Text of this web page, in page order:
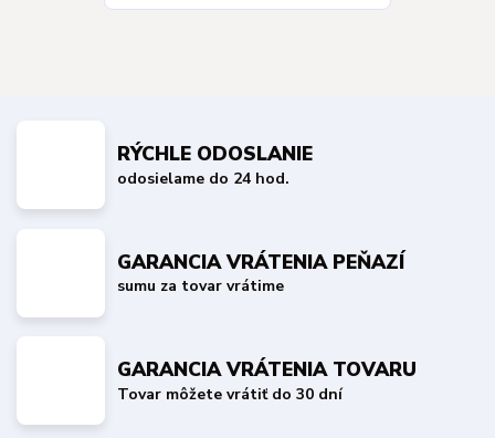
RÝCHLE ODOSLANIE
odosielame do 24 hod.
GARANCIA VRÁTENIA PEŇAZÍ
sumu za tovar vrátime
GARANCIA VRÁTENIA TOVARU
Tovar môžete vrátiť do 30 dní